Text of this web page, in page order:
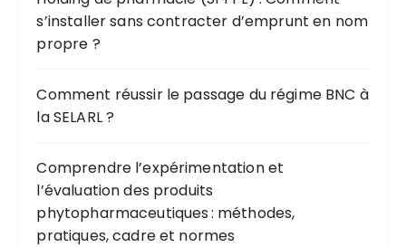
s’installer sans contracter d’emprunt en nom
propre ?
Comment réussir le passage du régime BNC à
la SELARL ?
Comprendre l’expérimentation et
l’évaluation des produits
phytopharmaceutiques : méthodes,
pratiques, cadre et normes